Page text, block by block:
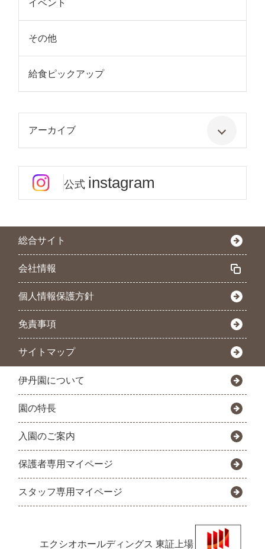
イベント
その他
給食ピックアップ
アーカイブ
公式 instagram
総合サイト
会社情報
個人情報保護方針
免責事項
サイトマップ
伊丹園について
園の特長
入園のご案内
保護者専用マイページ
スタッフ専用マイページ
エクシオホールディングス 東証上場